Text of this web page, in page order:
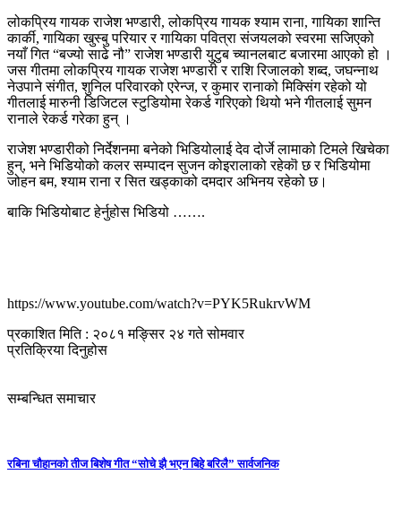
लोकप्रिय गायक राजेश भण्डारी, लोकप्रिय गायक श्याम राना, गायिका शान्ति
कार्की, गायिका खुस्बु परियार र गायिका पवित्रा संजयलको स्वरमा सजिएको
नयाँ गित “बज्यो साढे नौ” राजेश भण्डारी युटुब च्यानलबाट बजारमा आएको हो ।
जस गीतमा लोकप्रिय गायक राजेश भण्डारी र राशि रिजालको शब्द, जघन्नाथ
नेउपाने संगीत, शुनिल परिवारको एरेन्ज, र कुमार रानाको मिक्सिंग रहेको यो
गीतलाई मारुनी डिजिटल स्टुडियोमा रेकर्ड गरिएको थियो भने गीतलाई सुमन
रानाले रेकर्ड गरेका हुन् ।
राजेश भण्डारीको निर्देशनमा बनेको भिडियोलाई देव दोर्जे लामाको टिमले खिचेका
हुन्, भने भिडियोको कलर सम्पादन सुजन कोइरालाको रहेकॊ छ र भिडियोमा
जोहन बम, श्याम राना र सित खड्काको दमदार अभिनय रहेको छ।
बाकि भिडियोबाट हेर्नुहोस भिडियो …….
https://www.youtube.com/watch?v=PYK5RukrvWM
प्रकाशित मिति : २०८१ मङ्सिर २४ गते सोमवार
प्रतिक्रिया दिनुहोस
सम्बन्धित समाचार
रबिना चौहानको तीज बिशेष गीत “सोचे झै भएन बिहे बरिलै” सार्वजनिक